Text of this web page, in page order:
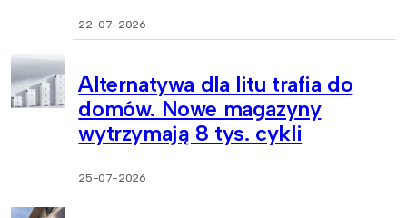
22-07-2026
Alternatywa dla litu trafia do
domów. Nowe magazyny
wytrzymają 8 tys. cykli
25-07-2026